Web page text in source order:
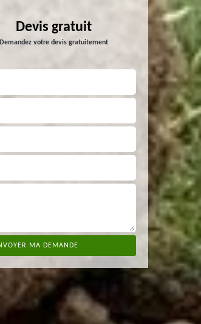
Devis gratuit
Demandez votre devis gratuitement